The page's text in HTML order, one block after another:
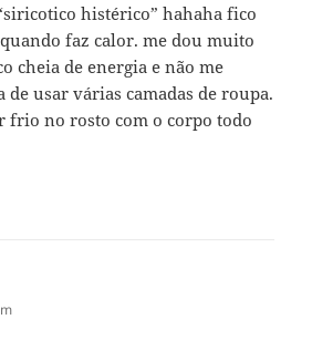
histérico” hahaha fico
faz calor. me dou muito
cheia de energia e não me
de usar várias camadas de roupa.
frio no rosto com o corpo todo